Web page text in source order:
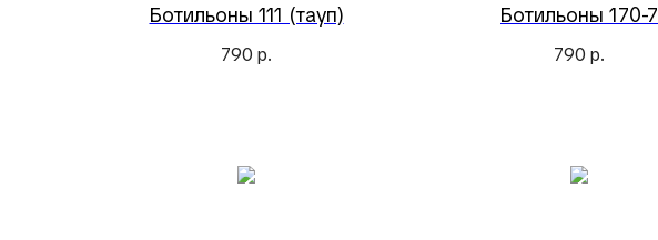
Ботильоны 111 (тауп)
790 р.
Ботильоны 170-7
790 р.